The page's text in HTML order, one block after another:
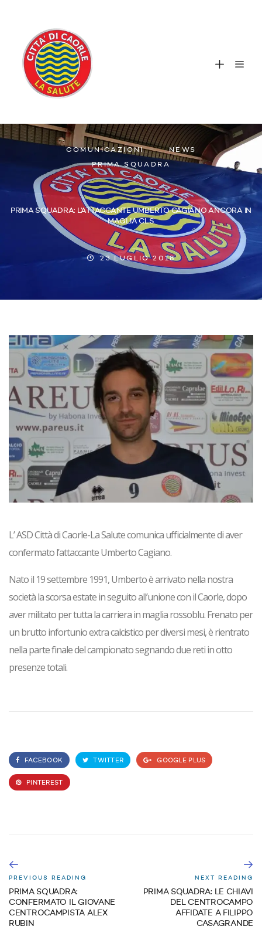
COMUNICAZIONI NEWS
PRIMA SQUADRA
PRIMA SQUADRA: L’ATTACCANTE UMBERTO CAGIANO ANCORA IN
MAGLIA CLS
23 LUGLIO 2018
L’ ASD Città di Caorle-La Salute comunica ufficialmente di aver
confermato l’attaccante Umberto Cagiano.
Nato il 19 settembre 1991, Umberto è arrivato nella nostra
società la scorsa estate in seguito all’unione con il Caorle, dopo
aver militato per tutta la carriera in maglia rossoblu. Frenato per
un brutto infortunio extra calcistico per diversi mesi, è rientrato
nella parte finale del campionato segnando due reti in otto
presenze totali.
FACEBOOK TWITTER GOOGLE PLUS
PINTEREST
PREVIOUS READING
PRIMA SQUADRA:
CONFERMATO IL GIOVANE
CENTROCAMPISTA ALEX
RUBIN
NEXT READING
PRIMA SQUADRA: LE CHIAVI
DEL CENTROCAMPO
AFFIDATE A FILIPPO
CASAGRANDE